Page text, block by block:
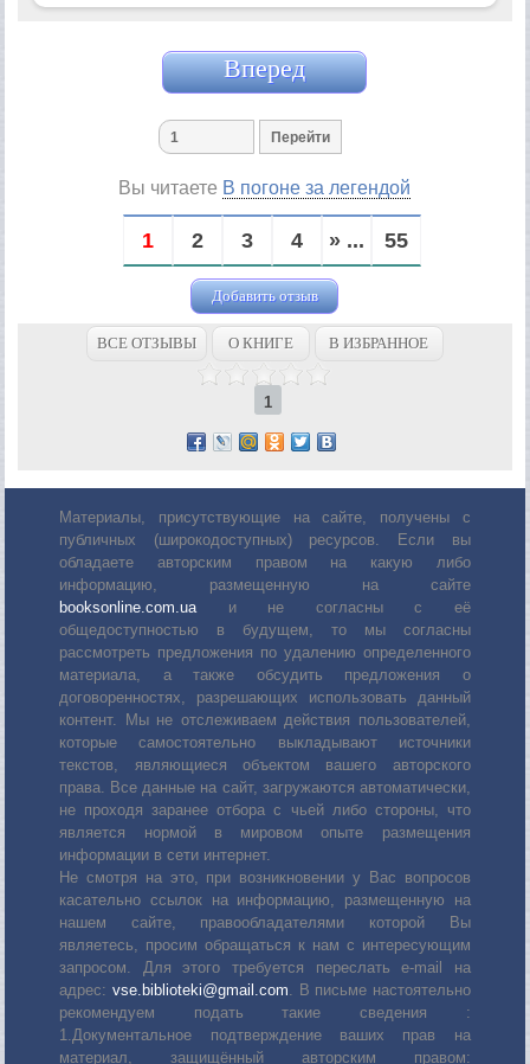
Вперед
Вы читаете В погоне за легендой
1 2 3 4 » ... 55
Добавить отзыв
ВСЕ ОТЗЫВЫ О КНИГЕ В ИЗБРАННОЕ
1
Материалы, присутствующие на сайте, получены с
публичных (широкодоступных) ресурсов. Если вы
обладаете авторским правом на какую либо
информацию, размещенную на сайте
booksonline.com.uaи не согласны с её
общедоступностью в будущем, то мы согласны
рассмотреть предложения по удалению определенного
материала, а также обсудить предложения о
договоренностях, разрешающих использовать данный
контент. Мы не отслеживаем действия пользователей,
которые самостоятельно выкладывают источники
текстов, являющиеся объектом вашего авторского
права. Все данные на сайт, загружаются автоматически,
не проходя заранее отбора с чьей либо стороны, что
является нормой в мировом опыте размещения
информации в сети интернет.
Не смотря на это, при возникновении у Вас вопросов
касательно ссылок на информацию, размещенную на
нашем сайте, правообладателями которой Вы
являетесь, просим обращаться к нам с интересующим
запросом. Для этого требуется переслать е-mail на
адрес: vse.biblioteki@gmail.com. В письме настоятельно
рекомендуем подать такие сведения :
1.Документальное подтверждение ваших прав на
материал, защищённый авторским правом: